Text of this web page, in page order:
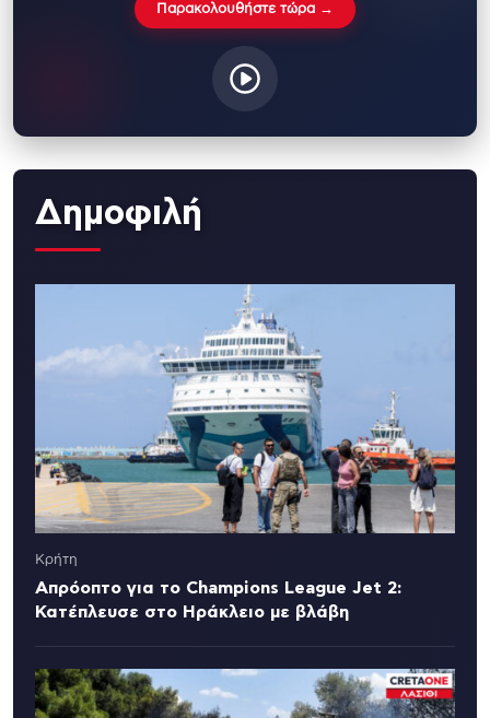
Παρακολουθήστε τώρα →
Δημοφιλή
Κρήτη
Απρόοπτο για το Champions League Jet 2:
Κατέπλευσε στο Ηράκλειο με βλάβη